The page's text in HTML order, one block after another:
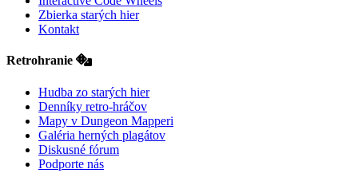
Zbierka starých hier
Kontakt
Retrohranie
Hudba zo starých hier
Denníky retro-hráčov
Mapy v Dungeon Mapperi
Galéria herných plagátov
Diskusné fórum
Podporte nás